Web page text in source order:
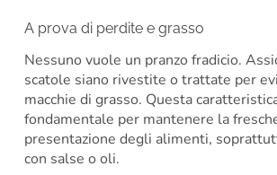
A prova di perdite e grasso
Nessuno vuole un pranzo fradicio.
scatole siano rivestite o trattate per
macchie di grasso. Questa
fondamentale per mantenere la
presentazione degli alimenti,
con salse o oli.